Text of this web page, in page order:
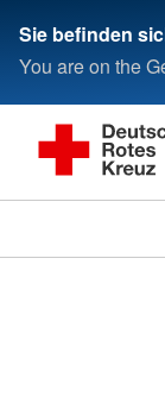
Sie befinden
You are on the